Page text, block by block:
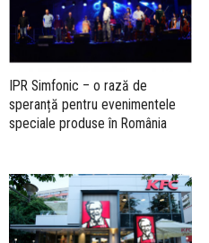
IPR Simfonic – o rază de
speranță pentru evenimentele
speciale produse în România